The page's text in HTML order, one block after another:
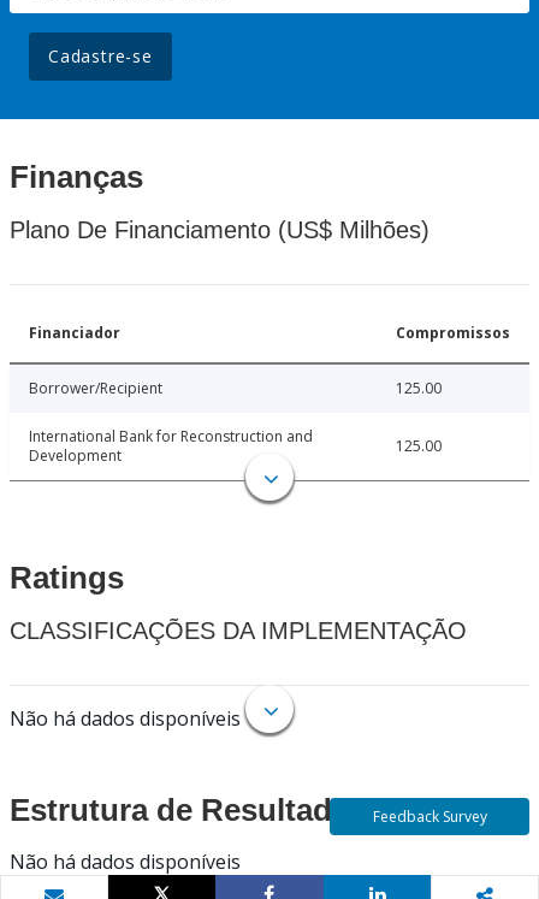
Cadastre-se
Finanças
Plano De Financiamento (US$ Milhões)
Financiador Compromissos
Borrower/Recipient 125.00
International Bank for Reconstruction and
Development
125.00
Ratings
CLASSIFICAÇÕES DA IMPLEMENTAÇÃO
Não há dados disponíveis
Estrutura de Resultados
Não há dados disponíveis
Feedback Survey